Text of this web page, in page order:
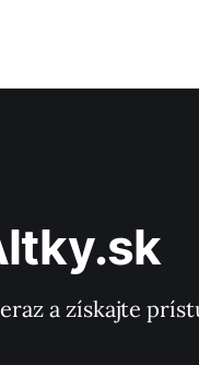
a získajte